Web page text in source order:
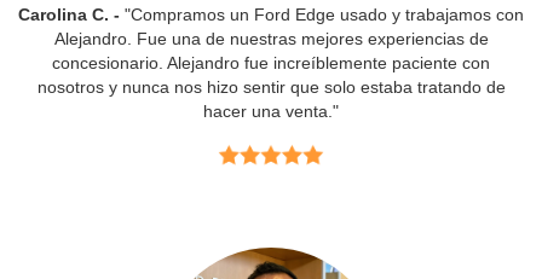
Carolina C. - "Compramos un Ford Edge usado y trabajamos con
Alejandro. Fue una de nuestras mejores experiencias de
concesionario. Alejandro fue increíblemente paciente con
nosotros y nunca nos hizo sentir que solo estaba tratando de
hacer una venta."